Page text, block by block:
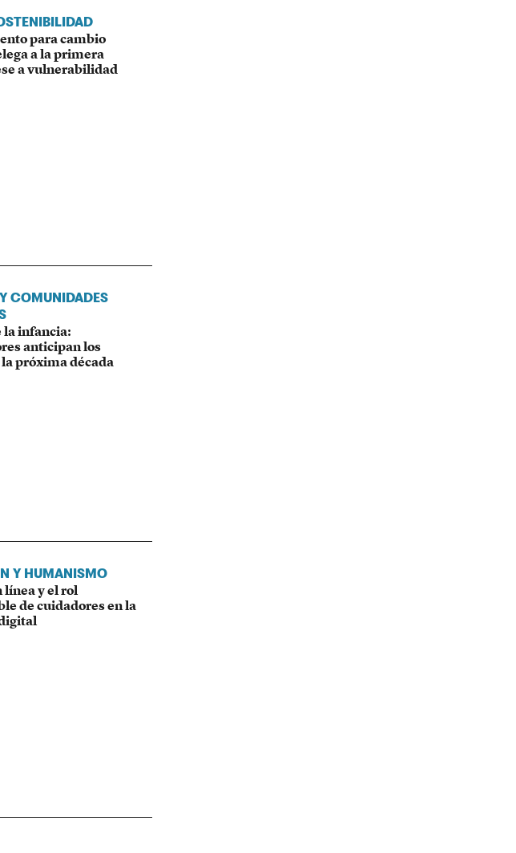
para cambio
a la primera
a vulnerabilidad
COMUNIDADES
la infancia:
anticipan los
próxima década
Y HUMANISMO
línea y el rol
de cuidadores en la